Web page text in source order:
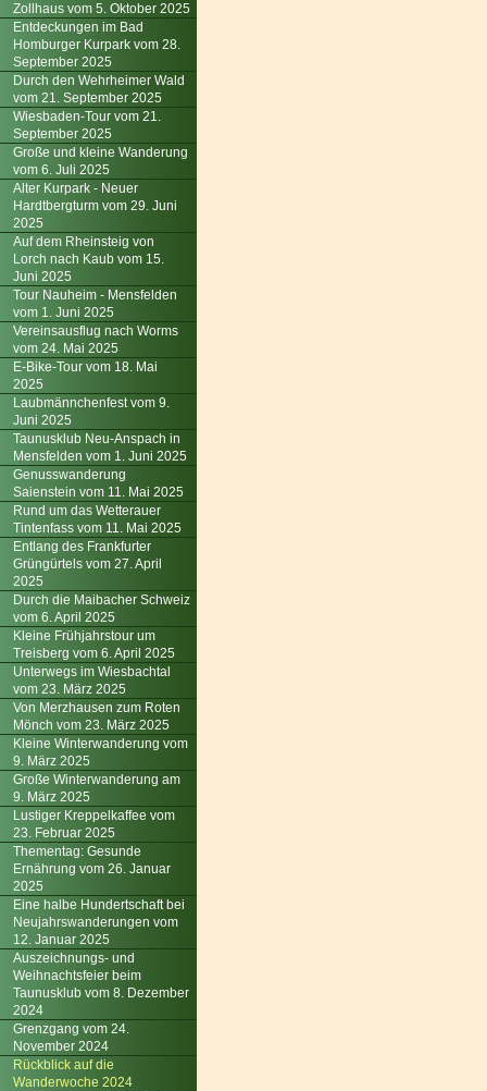
Zollhaus vom 5. Oktober 2025
Entdeckungen im Bad
Homburger Kurpark vom 28.
September 2025
Durch den Wehrheimer Wald
vom 21. September 2025
Wiesbaden-Tour vom 21.
September 2025
Große und kleine Wanderung
vom 6. Juli 2025
Alter Kurpark - Neuer
Hardtbergturm vom 29. Juni
2025
Auf dem Rheinsteig von
Lorch nach Kaub vom 15.
Juni 2025
Tour Nauheim - Mensfelden
vom 1. Juni 2025
Vereinsausflug nach Worms
vom 24. Mai 2025
E-Bike-Tour vom 18. Mai
2025
Laubmännchenfest vom 9.
Juni 2025
Taunusklub Neu-Anspach in
Mensfelden vom 1. Juni 2025
Genusswanderung
Saienstein vom 11. Mai 2025
Rund um das Wetterauer
Tintenfass vom 11. Mai 2025
Entlang des Frankfurter
Grüngürtels vom 27. April
2025
Durch die Maibacher Schweiz
vom 6. April 2025
Kleine Frühjahrstour um
Treisberg vom 6. April 2025
Unterwegs im Wiesbachtal
vom 23. März 2025
Von Merzhausen zum Roten
Mönch vom 23. März 2025
Kleine Winterwanderung vom
9. März 2025
Große Winterwanderung am
9. März 2025
Lustiger Kreppelkaffee vom
23. Februar 2025
Thementag: Gesunde
Ernährung vom 26. Januar
2025
Eine halbe Hundertschaft bei
Neujahrswanderungen vom
12. Januar 2025
Auszeichnungs- und
Weihnachtsfeier beim
Taunusklub vom 8. Dezember
2024
Grenzgang vom 24.
November 2024
Rückblick auf die
Wanderwoche 2024